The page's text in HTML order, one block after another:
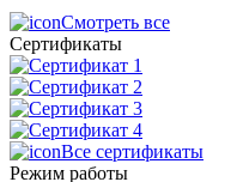
Смотреть все
Сертификаты
Все сертификаты
Режим работы